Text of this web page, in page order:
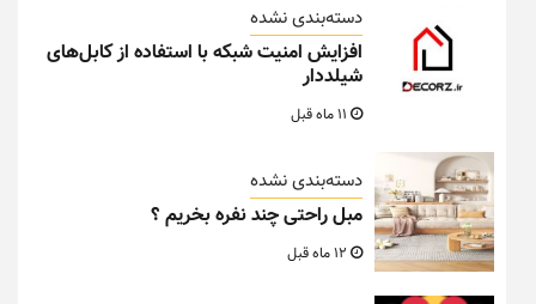
دسته‌بندی نشده
افزایش امنیت شبکه با استفاده از کابل‌های
شیلددار
دسته‌بندی نشده
مبل راحتی چند نفره بخریم ؟